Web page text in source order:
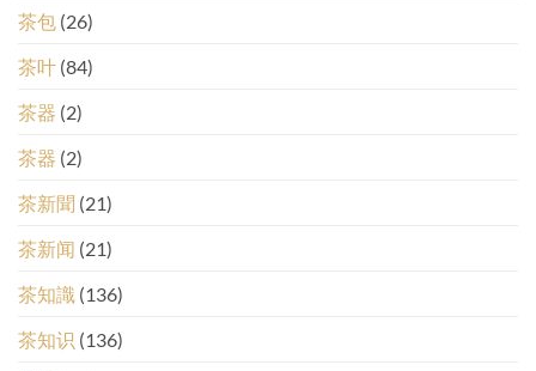
茶包 (26)
茶叶 (84)
茶器 (2)
茶器 (2)
茶新聞 (21)
茶新闻 (21)
茶知識 (136)
茶知识 (136)